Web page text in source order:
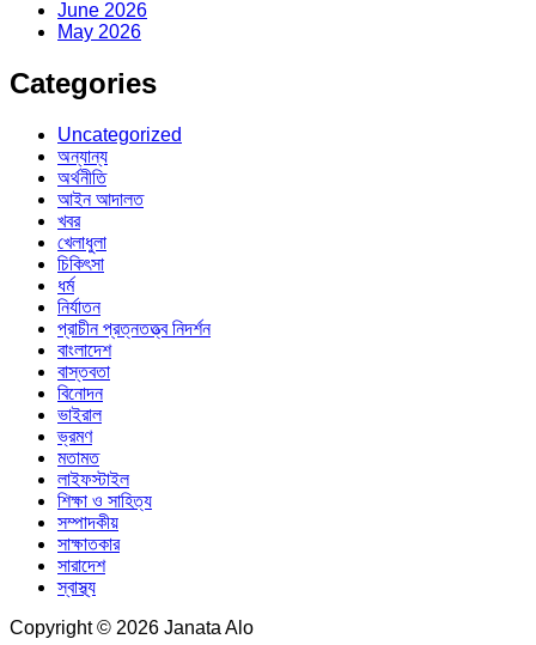
June 2026
May 2026
Categories
Uncategorized
অন্যান্য
অর্থনীতি
আইন আদালত
খবর
খেলাধুলা
চিকিৎসা
ধর্ম
নির্যাতন
প্রাচীন প্রত্নতত্ত্ব নিদর্শন
বাংলাদেশ
বাস্তবতা
বিনোদন
ভাইরাল
ভ্রমণ
মতামত
লাইফস্টাইল
শিক্ষা ও সাহিত্য
সম্পাদকীয়
সাক্ষাতকার
সারাদেশ
স্বাস্থ্য
Copyright © 2026 Janata Alo